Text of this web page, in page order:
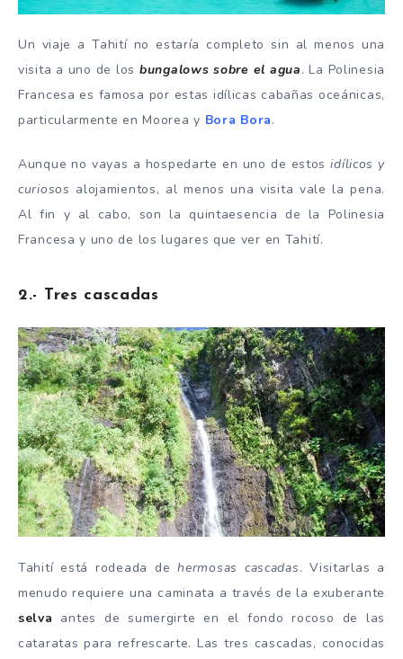
Un viaje a Tahití no estaría completo sin al menos una
visita a uno de losbungalows sobre el agua. La Polinesia
Francesa es famosa por estas idílicas cabañas oceánicas,
particularmente en Moorea y Bora Bora.
Aunque no vayas a hospedarte en uno de estos idílicos y
curiosos alojamientos, al menos una visita vale la pena.
Al fin y al cabo, son la quintaesencia de la Polinesia
Francesa y uno de los lugares que ver en Tahití.
2.- Tres cascadas
Tahití está rodeada dehermosas cascadas. Visitarlas a
menudo requiere una caminata a través de la exuberante
selva antes de sumergirte en el fondo rocoso de las
cataratas para refrescarte. Las tres cascadas, conocidas